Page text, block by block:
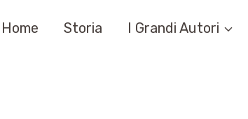
Home Storia I Grandi Autori